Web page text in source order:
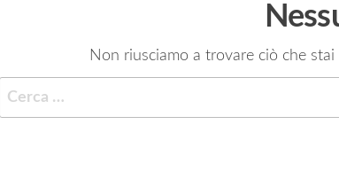
Non riusciamo a trovare ciò che